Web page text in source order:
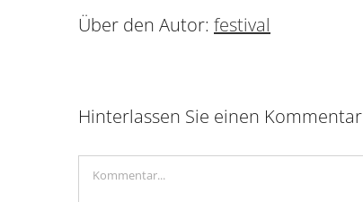
Über den Autor: festival
Hinterlassen Sie einen Kommentar
Kommentar